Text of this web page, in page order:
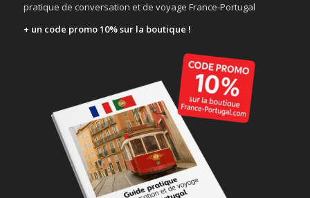
pratique de conversation et de voyage France-Portugal
+ un code promo 10% sur la boutique !